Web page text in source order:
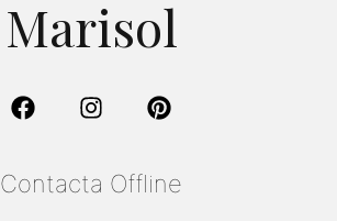
Marisol
Contacta Offline